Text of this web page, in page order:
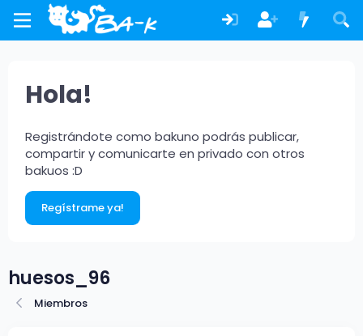
Hola!
Registrándote como bakuno podrás publicar,
compartir y comunicarte en privado con otros
bakuos :D
Regístrame ya!
huesos_96
Miembros